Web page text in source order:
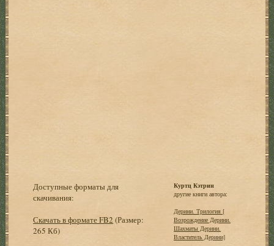
Доступные форматы для
скачивания:
Скачать в формате FB2 (Размер:
265 Кб)
Куртц Кэтрин
другие книги автора:
Дерини. Трилогия [
Возрождение Дерини.
Шахматы Дерини.
Властитель Дерини]